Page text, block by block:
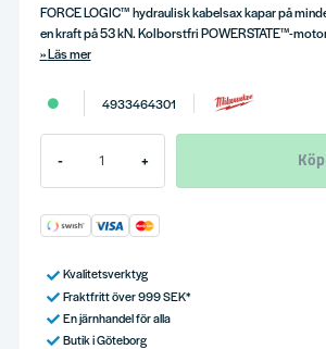
FORCE LOGIC™ hydraulisk kabelsax kapar på
en kraft på 53 kN. Kolborstfri POWERSTATE™-
Läs mer
4933464301
- + Köp
Kvalitetsverktyg
Fraktfritt över 999 SEK*
En järnhandel för alla
Butik i Göteborg